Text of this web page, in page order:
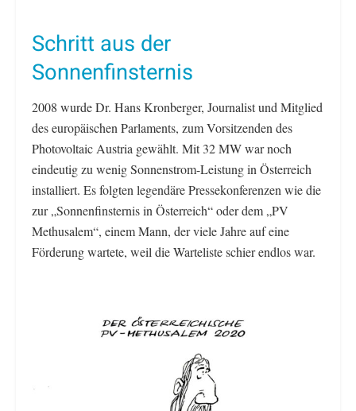
Schritt aus der
Sonnenfinsternis
2008 wurde Dr. Hans Kronberger, Journalist und Mitglied
des europäischen Parlaments, zum Vorsitzenden des
Photovoltaic Austria gewählt. Mit 32 MW war noch
eindeutig zu wenig Sonnenstrom-Leistung in Österreich
installiert. Es folgten legendäre Pressekonferenzen wie die
zur „Sonnenfinsternis in Österreich“ oder dem „PV
Methusalem“, einem Mann, der viele Jahre auf eine
Förderung wartete, weil die Warteliste schier endlos war.